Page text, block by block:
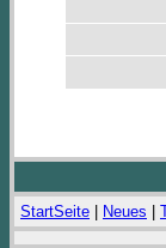
StartSeite Neues